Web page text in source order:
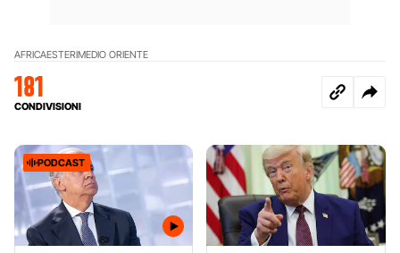
AFRICAESTERIMEDIO ORIENTE
181
CONDIVISIONI
PODCAST